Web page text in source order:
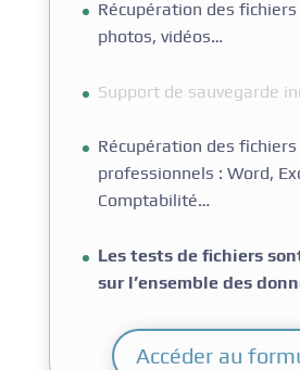
Récupération des
photos, vidéos…
Support de sauvegarde
Récupération des fichiers
professionnels : Word,
Comptabilité…
Les tests de fichiers
sur l’ensemble des
Accéder au